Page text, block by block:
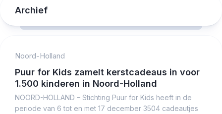
Archief
Noord-Holland
Puur for Kids zamelt kerstcadeaus in voor
1.500 kinderen in Noord-Holland
NOORD-HOLLAND – Stichting Puur for Kids heeft in de
periode van 6 tot en met 17 december 3504 cadeautjes